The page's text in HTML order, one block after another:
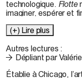
technologique. Flotte
imaginer, espérer et
(+) Lire plus
Autres lectures :
Dépliant par
Établie à Chicago,